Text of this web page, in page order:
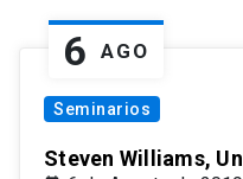
6 AGO
Seminarios
Steven Williams,